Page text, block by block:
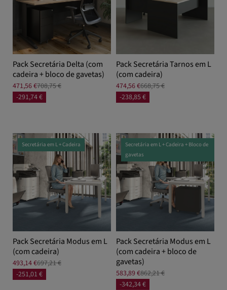
Pack Secretária Delta (com
cadeira + bloco de gavetas)
471,56 €708,75 €
-291,74 €
Pack Secretária Tarnos em L
(com cadeira)
474,56 €668,75 €
-238,85 €
Secretária em L + Cadeira
Pack Secretária Modus em L
(com cadeira)
493,14 €697,21 €
-251,01 €
Secretária em L + Cadeira + Bloco de
gavetas
Pack Secretária Modus em L
(com cadeira + bloco de
gavetas)
583,89 €862,21 €
-342,34 €